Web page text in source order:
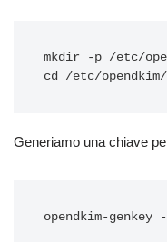
mkdir -p /etc/
Generiamo una chiave